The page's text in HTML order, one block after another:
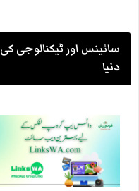
سائینس اور ٹیکنالوجی کی
دنیا